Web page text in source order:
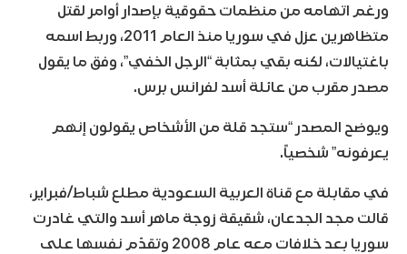
ورغم اتهامه من منظمات حقوقية بإصدار أوامر لقتل
متظاهرين عزل في سوريا منذ العام 2011، وربط اسمه
باغتيالات، لكنه بقي بمثابة “الرجل الخفي”، وفق ما يقول
مصدر مقرب من عائلة أسد لفرانس برس.
ويوضح المصدر “ستجد قلة من الأشخاص يقولون إنهم
يعرفونه” شخصياً.
في مقابلة مع قناة العربية السعودية مطلع شباط/فبراير،
قالت مجد الجدعان، شقيقة زوجة ماهر أسد والتي غادرت
سوريا بعد خلافات معه عام 2008 وتقدّم نفسها على